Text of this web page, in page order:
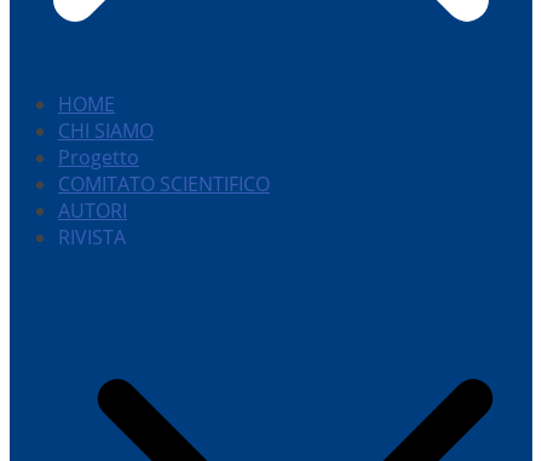
HOME
CHI SIAMO
Progetto
COMITATO SCIENTIFICO
AUTORI
RIVISTA